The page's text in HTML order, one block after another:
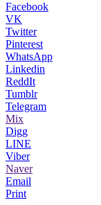
Facebook
VK
Twitter
Pinterest
WhatsApp
Linkedin
ReddIt
Tumblr
Telegram
Mix
Digg
LINE
Viber
Naver
Email
Print